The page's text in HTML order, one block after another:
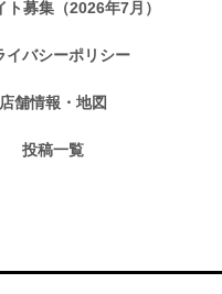
ト募集（2026年7月）
イバシーポリシー
店舗情報・地図
投稿一覧